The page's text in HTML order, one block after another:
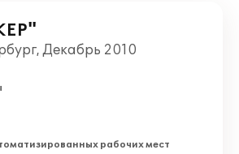
Декабрь 2010
рабочих мест